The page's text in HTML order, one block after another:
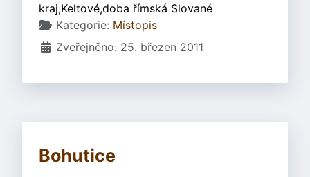
kraj,Keltové,doba římská Slované
Základní údaje
Kategorie: Místopis
Zveřejněno: 25. březen 2011
Bohutice